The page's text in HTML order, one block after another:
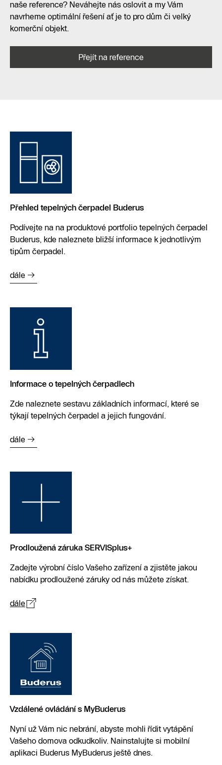
naše reference? Neváhejte nás oslovit a my Vám
navrheme optimální řešení ať je to pro dům či velký
komerční objekt.
Přejít na reference
Přehled tepelných čerpadel Buderus
Podívejte na na produktové portfolio tepelných čerpadel
Buderus, kde naleznete bližší informace k jednotlivým
tipům čerpadel.
dále
Informace o tepelných čerpadlech
Zde naleznete sestavu základních informací, které se
týkají tepelných čerpadel a jejich fungování.
dále
Prodloužená záruka SERVISplus+
Zadejte výrobní číslo Vašeho zařízení a zjistěte jakou
nabídku prodloužené záruky od nás můžete získat.
dále
Vzdálené ovládání s MyBuderus
Nyní už Vám nic nebrání, abyste mohli řídit vytápění
Vašeho domova odkudkoliv. Nainstalujte si mobilní
aplikaci Buderus MyBuderus ještě dnes.